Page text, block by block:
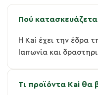
Πού
Η Kai έχει την έδρα
Ιαπωνία και
Τι προϊόντα Kai